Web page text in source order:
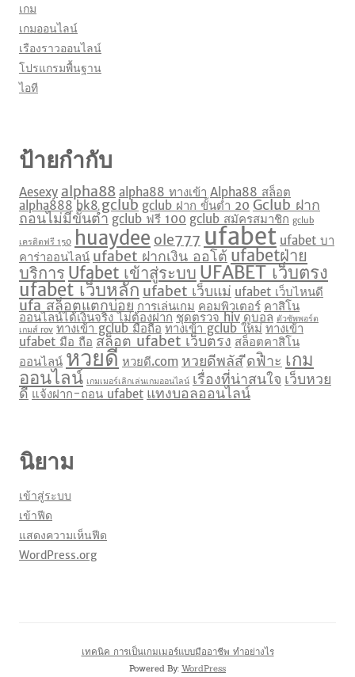
เกม
เกมออนไลน์
เรืองราวออนไลน์
โปรแกรมพื้นฐาน
ไอที
ป้ายกำกับ
Aesexy alpha88 alpha88 ทางเข้า Alpha88 สล็อต
alpha888 bk8 gclub gclub ฝาก ขั้นต่ำ 20 Gclub ฝาก
ถอนไม่มีขั้นต่ำ gclub ฟรี 100 gclub สมัครสมาชิก gclub
เครดิตฟรี 150 huaydee ole777 ufabet ufabet บา
คาร่าออนไลน์ ufabet ฝากเงิน ออโต้ ufabetฝ่าย
บริการ Ufabet เข้าสู่ระบบ UFABET เว็บตรง
ufabet เว็บหลัก ufabet เว็บแม่ ufabet เว็บไหนดี
ufa สล็อตแตกบ่อย การเล่นเกม คอมพิวเตอร์ คาสิโน
ออนไลน์ได้เงินจริง ไม่ต้องฝาก ชุดตรวจ hiv ดูบอล ตัวซัพพอร์ต
เกมส์ rov ทางเข้า gclub มือถือ ทางเข้า gclub ใหม่ ทางเข้า
ufabet มือ ถือ สล็อต ufabet เว็บตรง สล็อตคาสิโน
ออนไลน์ หวยดี หวยดี.com หวยดีพลัส ีดฟิำะ เกม
ออนไลน์ เกมเมอร์เลิกเล่นเกมออนไลน์ เรื่องที่น่าสนใจ เว็บหวย
ดี แจ้งฝาก-ถอน ufabet แทงบอลออนไลน์
นิยาม
เข้าสู่ระบบ
เข้าฟีด
แสดงความเห็นฟีด
WordPress.org
เทคนิค การเป็นเกมเมอร์แบบมืออาชีพ ทำอย่างไร
Powered By: WordPress